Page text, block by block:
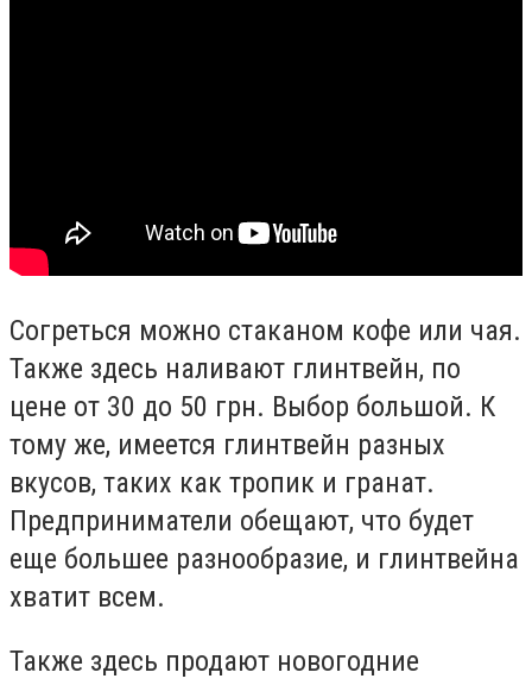
Согреться можно стаканом кофе или чая.
Также здесь наливают глинтвейн, по
цене от 30 до 50 грн. Выбор большой. К
тому же, имеется глинтвейн разных
вкусов, таких как тропик и гранат.
Предприниматели обещают, что будет
еще большее разнообразие, и глинтвейна
хватит всем.
Также здесь продают новогодние